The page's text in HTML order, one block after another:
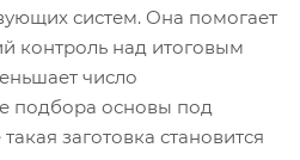
систем. Она помогает
контроль над итоговым
число
подбора основы под
заготовка становится